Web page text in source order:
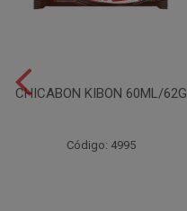
CHICABON KIBON 60ML/62G
Código: 4995